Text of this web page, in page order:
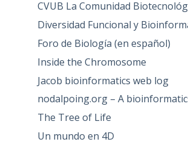
CVUB La Comunidad
Diversidad Funcional y
Foro de Biología (en español)
Inside the Chromosome
Jacob bioinformatics web log
nodalpoing.org – A
The Tree of Life
Un mundo en 4D